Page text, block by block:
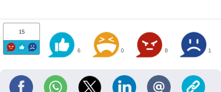
15
6 0 8 1